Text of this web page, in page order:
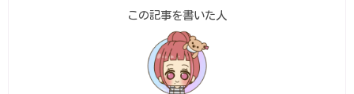
この記事を書いた人